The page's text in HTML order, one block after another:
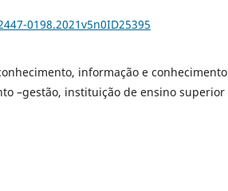
0198.2021v5n0ID25395
informação e conhecimento
–gestão, instituição de ensino superior